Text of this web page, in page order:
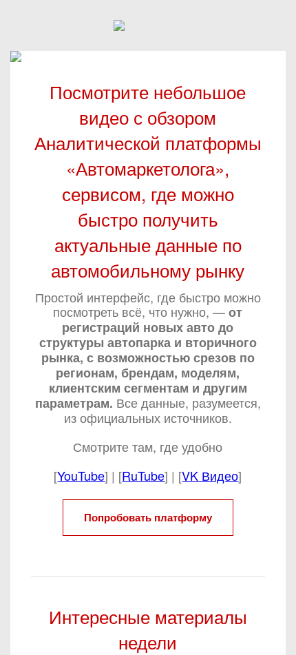
Посмотрите небольшое
видео с обзором
Аналитической платформы
«Автомаркетолога»,
сервисом, где можно
быстро получить
актуальные данные по
автомобильному рынку
Простой интерфейс, где быстро можно
посмотреть всё, что нужно, —от
регистраций новых авто до
структуры автопарка и вторичного
рынка, с возможностью срезов по
регионам, брендам, моделям,
клиентским сегментам и другим
параметрам. Все данные, разумеется,
из официальных источников.
Смотрите там, где удобно
[YouTube] | [RuTube] | [VK Видео]
Попробовать платформу
Интересные материалы
недели